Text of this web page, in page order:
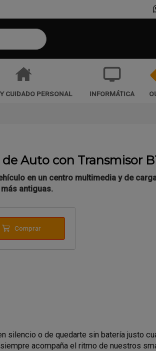
CUIDADO PERSONAL INFORMÁTICA
Auto con Transmisor
en un centro multimedia y de
antiguas.
Comprar
silencio o de quedarte sin batería justo
acompaña el ritmo de nuestros